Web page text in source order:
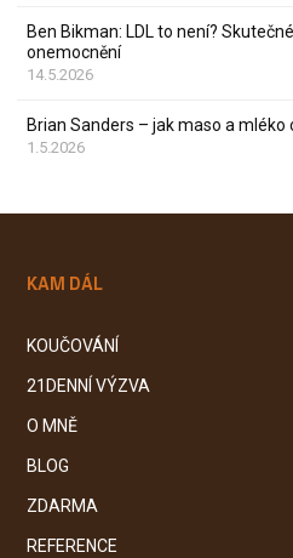
Ben Bikman: LDL to není?
onemocnění
14.5.2026
Brian Sanders – jak maso a mléko
1.5.2026
KAM DÁL
KOUČOVÁNÍ
21DENNÍ VÝZVA
O MNĚ
BLOG
ZDARMA
REFERENCE